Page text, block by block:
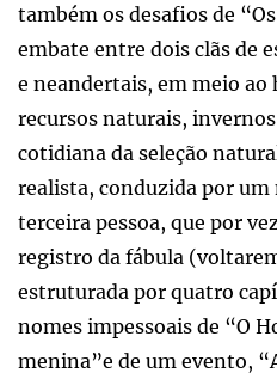
também os desafios de
embate entre dois clãs de
e neandertais, em meio ao
recursos naturais,
cotidiana da seleção
realista, conduzida por
terceira pessoa, que por
registro da fábula
estruturada por quatro
nomes impessoais de “O
menina”e de um evento,